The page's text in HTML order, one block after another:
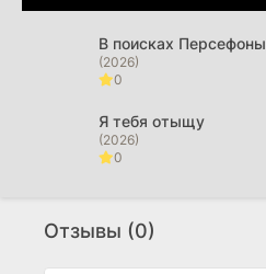
В поисках Персефоны
(2026)
0
Я тебя отыщу
(2026)
0
(2026)
0
Отзывы (0)